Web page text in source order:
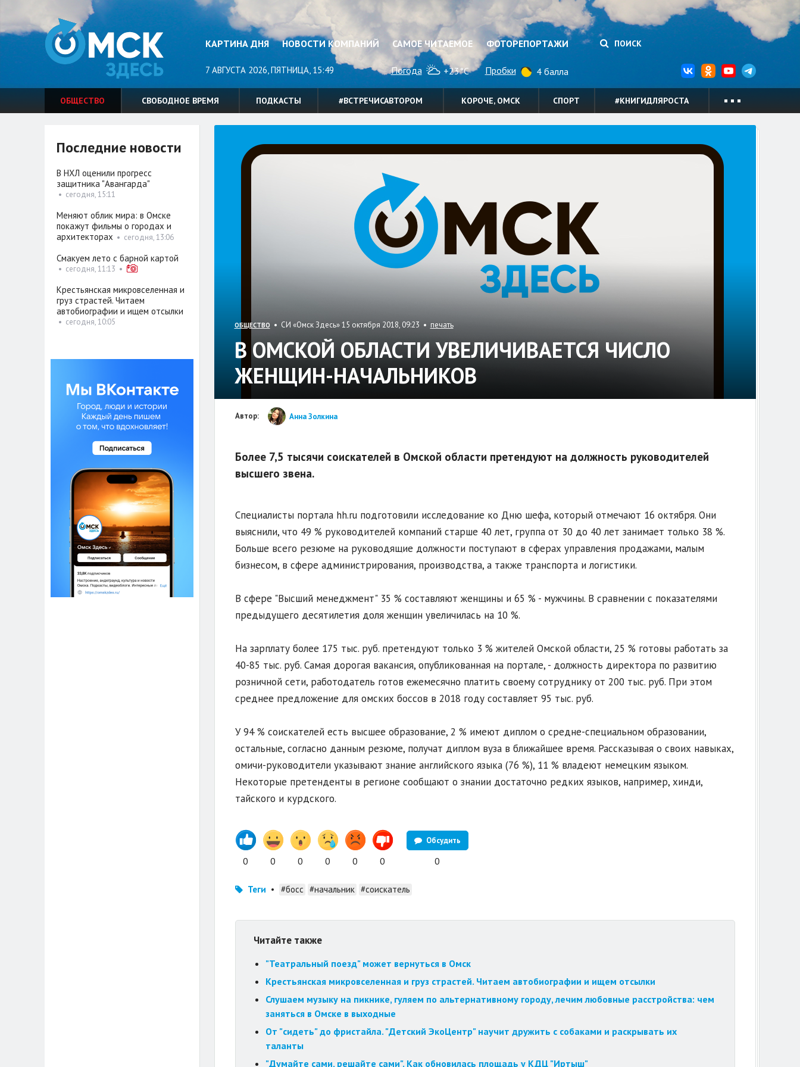
КАРТИНА ДНЯ НОВОСТИ КОМПАНИЙ САМОЕ ЧИТАЕМОЕ ФОТОРЕПОРТАЖИ ПОИСК
7 АВГУСТА 2026, ПЯТНИЦА, 15:49 Погода +23°C Пробки 4 балла
ОБЩЕСТВО СВОБОДНОЕ ВРЕМЯ ПОДКАСТЫ #ВСТРЕЧИСАВТОРОМ КОРОЧЕ, ОМСК СПОРТ #КНИГИДЛЯРОСТА
ОБЩЕСТВО • СИ «Омск Здесь» 15 октября 2018, 09:23 • печать
В ОМСКОЙ ОБЛАСТИ УВЕЛИЧИВАЕТСЯ ЧИСЛО
ЖЕНЩИН-НАЧАЛЬНИКОВ
Автор: Анна Золкина
Более 7,5 тысячи соискателей в Омской области претендуют на должность руководителей
высшего звена.
Специалисты портала hh.ru подготовили исследование ко Дню шефа, который отмечают 16 октября. Они
выяснили, что 49 % руководителей компаний старше 40 лет, группа от 30 до 40 лет занимает только 38 %.
Больше всего резюме на руководящие должности поступают в сферах управления продажами, малым
бизнесом, в сфере администрирования, производства, а также транспорта и логистики.
В сфере "Высший менеджмент" 35 % составляют женщины и 65 % - мужчины. В сравнении с показателями
предыдущего десятилетия доля женщин увеличилась на 10 %.
На зарплату более 175 тыс. руб. претендуют только 3 % жителей Омской области, 25 % готовы работать за
40-85 тыс. руб. Самая дорогая вакансия, опубликованная на портале, - должность директора по развитию
розничной сети, работодатель готов ежемесячно платить своему сотруднику от 200 тыс. руб. При этом
среднее предложение для омских боссов в 2018 году составляет 95 тыс. руб.
У 94 % соискателей есть высшее образование, 2 % имеют диплом о средне-специальном образовании,
остальные, согласно данным резюме, получат диплом вуза в ближайшее время. Рассказывая о своих навыках,
омичи-руководители указывают знание английского языка (76 %), 11 % владеют немецким языком.
Некоторые претенденты в регионе сообщают о знании достаточно редких языков, например, хинди,
тайского и курдского.
0 0 0 0 0 0
Обсудить
0
Теги • #босс #начальник #соискатель
Читайте также
"Театральный поезд" может вернуться в Омск
Крестьянская микровселенная и груз страстей. Читаем автобиографии и ищем отсылки
Слушаем музыку на пикнике, гуляем по альтернативному городу, лечим любовные расстройства: чем
заняться в Омске в выходные
От "сидеть" до фристайла. "Детский ЭкоЦентр" научит дружить с собаками и раскрывать их
таланты
"Думайте сами, решайте сами". Как обновилась площадь у КДЦ "Иртыш"
Последние новости
В НХЛ оценили прогресс
защитника "Авангарда"
• сегодня, 15:11
Меняют облик мира: в Омске
покажут фильмы о городах и
архитекторах • сегодня, 13:06
Смакуем лето с барной картой
• сегодня, 11:13 •
Крестьянская микровселенная и
груз страстей. Читаем
автобиографии и ищем отсылки
• сегодня, 10:05